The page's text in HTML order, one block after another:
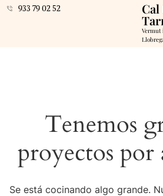
933 79 02 52 Cal
Vermut
Tenemos
proyectos por
Se está cocinando algo grande.